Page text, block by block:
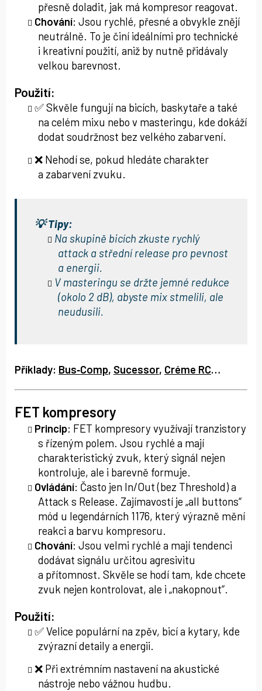
přesně doladit, jak má kompresor reagovat.
Chování: Jsou rychlé, přesné a obvykle znějí
neutrálně. To je činí ideálními pro technické
i kreativní použití, aniž by nutně přidávaly
velkou barevnost.
Použití:
✅ Skvěle fungují na bicích, baskytaře a také
na celém mixu nebo v masteringu, kde dokáží
dodat soudržnost bez velkého zabarvení.
❌ Nehodí se, pokud hledáte charakter
a zabarvení zvuku.
💡 Tipy:
Na skupině bicích zkuste rychlý
attack a střední release pro pevnost
a energii.
V masteringu se držte jemné redukce
(okolo 2 dB), abyste mix stmelili, ale
neudusili.
Příklady: Bus‑Comp, Sucessor, Créme RC…
FET kompresory
Princip: FET kompresory využívají tranzistory
s řízeným polem. Jsou rychlé a mají
charakteristický zvuk, který signál nejen
kontroluje, ale i barevně formuje.
Ovládání: Často jen In/Out (bez Threshold) a
Attack s Release. Zajímavostí je „all buttons“
mód u legendárních 1176, který výrazně mění
reakci a barvu kompresoru.
Chování: Jsou velmi rychlé a mají tendenci
dodávat signálu určitou agresivitu
a přítomnost. Skvěle se hodí tam, kde chcete
zvuk nejen kontrolovat, ale i „nakopnout“.
Použití:
✅ Velice populární na zpěv, bicí a kytary, kde
zvýrazní detaily a energii.
❌ Při extrémním nastavení na akustické
nástroje nebo vážnou hudbu.